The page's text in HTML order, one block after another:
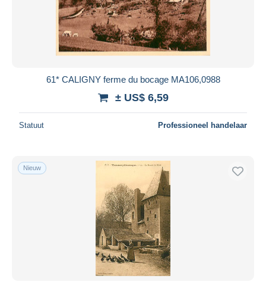
61* CALIGNY ferme du bocage MA106,0988
± US$ 6,59
Statuut Professioneel handelaar
Nieuw